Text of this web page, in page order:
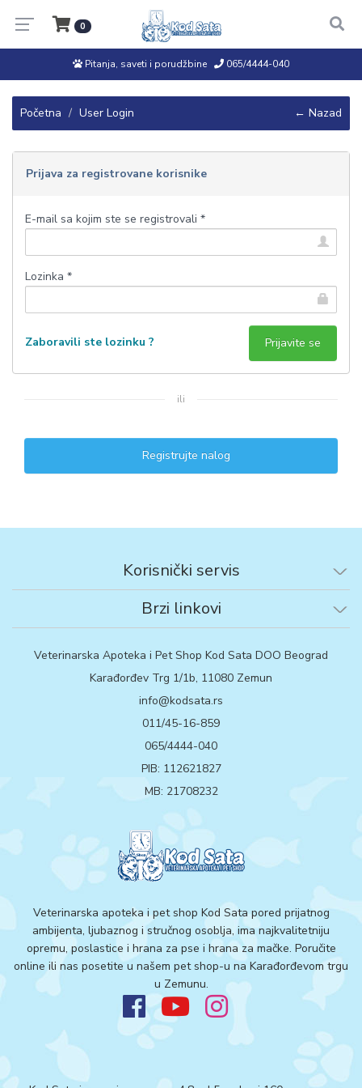
0
Pitanja, saveti i porudžbine 065/4444-040
Početna User Login ← Nazad
Prijava za registrovane korisnike
E-mail sa kojim ste se registrovali *
Lozinka *
Zaboravili ste lozinku ?
ili
Registrujte nalog
Korisnički servis
Brzi linkovi
Veterinarska Apoteka i Pet Shop Kod Sata DOO Beograd
Karađorđev Trg 1/1b, 11080 Zemun
info@kodsata.rs
011/45-16-859
065/4444-040
PIB: 112621827
MB: 21708232
Veterinarska apoteka i pet shop Kod Sata pored prijatnog
ambijenta, ljubaznog i stručnog osoblja, ima najkvalitetniju
opremu, poslastice i hrana za pse i hrana za mačke. Poručite
online ili nas posetite u našem pet shop-u na Karađorđevom trgu
u Zemunu.